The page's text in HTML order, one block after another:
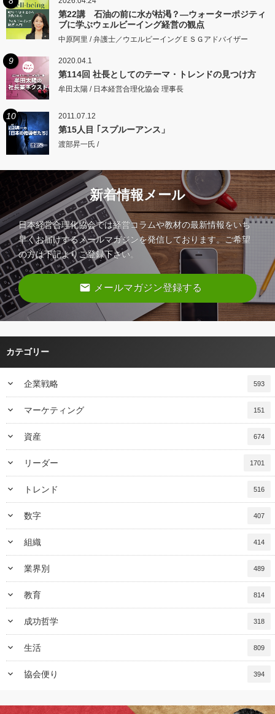
第22講 石油の前に水が枯渇？―ウォーターポジティ
ブに学ぶウェルビーイング経営の観点
中原阿里 / 弁護士／ウエルビーイングＥＳＧアドバイザー
9 2020.04.1
第114回 社長としてのテーマ・トレンドの見つけ方
牟田太陽 / 日本経営合理化協会 理事長
10 2011.07.12
第15人目 ｢スプルーアンス」
渡部昇一氏 /
新着情報メール
日本経営合理化協会では経営コラムや教材の最新情報をいち
早くお届けするメールマガジンを発信しております。ご希望
の方は下記よりご登録下さい。
email メールマガジン登録する
カテゴリー
keyboard_arrow_down 企業戦略 593
keyboard_arrow_down マーケティング 151
keyboard_arrow_down 資産 674
keyboard_arrow_down リーダー 1701
keyboard_arrow_down トレンド 516
keyboard_arrow_down 数字 407
keyboard_arrow_down 組織 414
keyboard_arrow_down 業界別 489
keyboard_arrow_down 教育 814
keyboard_arrow_down 成功哲学 318
keyboard_arrow_down 生活 809
keyboard_arrow_down 協会便り 394